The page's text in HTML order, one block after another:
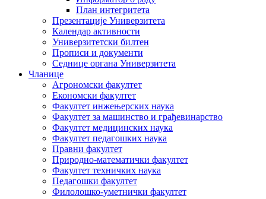
План интегритета
Презентације Универзитета
Календар активности
Универзитетски билтен
Прописи и документи
Седнице органа Универзитета
Чланице
Агрономски факултет
Економски факултет
Факултет инжењерских наука
Факултет за машинство и грађевинарство
Факултет медицинских наука
Факултет педагошких наука
Правни факултет
Природно-математички факултет
Факултет техничких наука
Педагошки факултет
Филолошко-уметнички факултет